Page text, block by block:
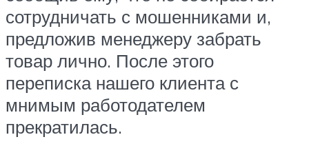
сотрудничать с мошенниками и,
предложив менеджеру забрать
товар лично. После этого
переписка нашего клиента с
мнимым работодателем
прекратилась.